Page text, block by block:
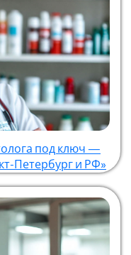
под ключ —
Петербург и РФ»